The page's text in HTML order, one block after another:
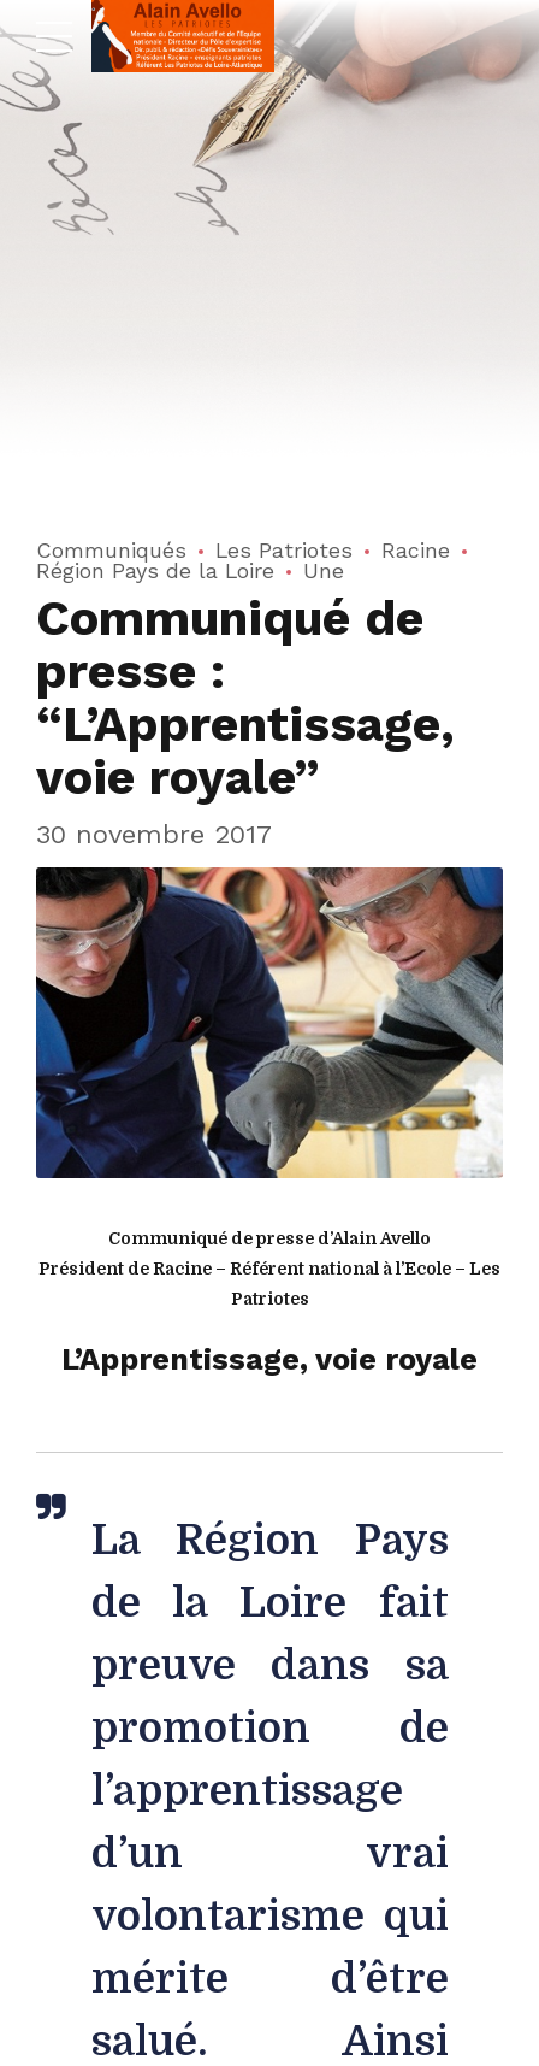
Communiqués Les Patriotes
Racine
Région Pays de la Loire
Une
Communiqué de
presse :
“L’Apprentissage,
voie royale”
30 novembre 2017
Communiqué de presse d’Alain Avello
Président de Racine – Référent national à l’Ecole – Les
Patriotes
L’Apprentissage, voie royale
La Région Pays
de la Loire fait
preuve dans sa
promotion de
l’apprentissage
d’un vrai
volontarisme qui
mérite d’être
salué. Ainsi